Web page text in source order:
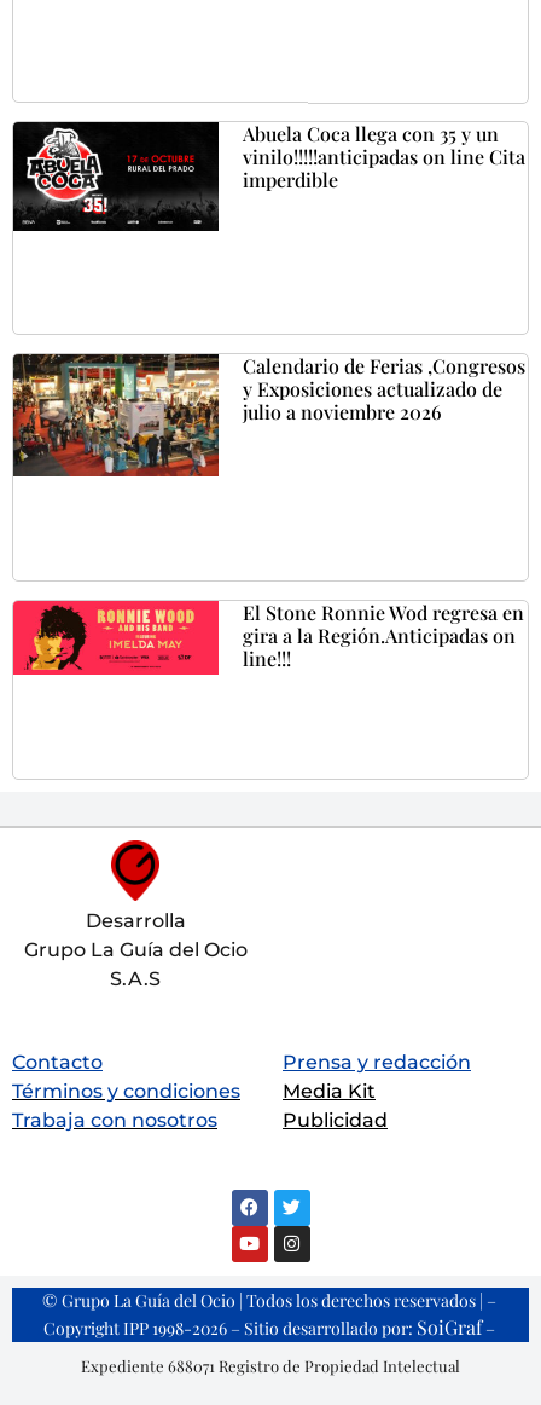
Abuela Coca llega con 35 y un
vinilo!!!!!anticipadas on line Cita
imperdible
Calendario de Ferias ,Congresos
y Exposiciones actualizado de
julio a noviembre 2026
El Stone Ronnie Wod regresa en
gira a la Región.Anticipadas on
line!!!
Desarrolla
Grupo La Guía del Ocio
S.A.S
Contacto
Términos y condiciones
Trabaja con nosotros
Prensa y redacción
Media Kit
Publicidad
© Grupo La Guía del Ocio | Todos los derechos reservados | –
Copyright IPP 1998-2026 – Sitio desarrollado por: SoiGraf–
Expediente 688071 Registro de Propiedad Intelectual